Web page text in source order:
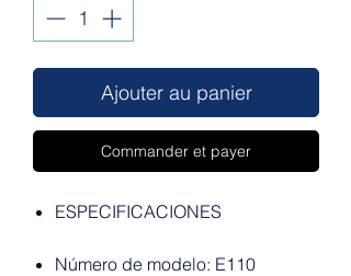
Ajouter au panier
Commander et payer
ESPECIFICACIONES
Número de modelo: E110